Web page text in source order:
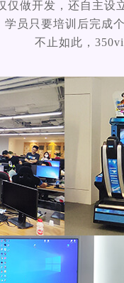
仅做开发，还自主
学员只要培训后完成
不止如此，